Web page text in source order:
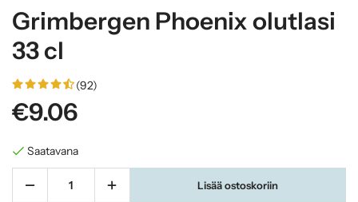
Grimbergen Phoenix olutlasi
33 cl
(92)
€9.06
Saatavana
Lisää ostoskoriin